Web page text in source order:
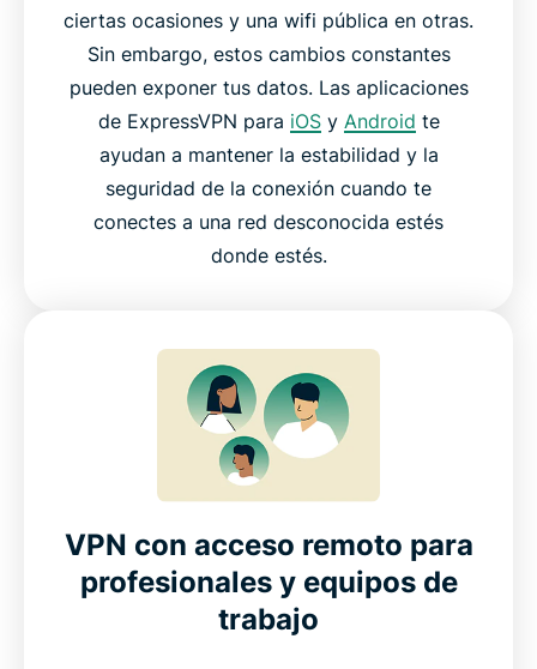
ciertas ocasiones y una wifi pública en otras.
Sin embargo, estos cambios constantes
pueden exponer tus datos. Las aplicaciones
de ExpressVPN para iOSy Android te
ayudan a mantener la estabilidad y la
seguridad de la conexión cuando te
conectes a una red desconocida estés
donde estés.
VPN con acceso remoto para
profesionales y equipos de
trabajo